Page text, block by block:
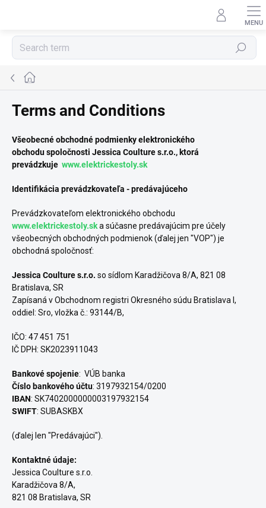
Search
Home
Terms and Conditions
Všeobecné obchodné podmienky elektronického
obchodu spoločnosti Jessica Coulture s.r.o., ktorá
prevádzkuje www.elektrickestoly.sk
Identifikácia prevádzkovateľa - predávajúceho
Prevádzkovateľom elektronického obchodu
www.elektrickestoly.ska súčasne predávajúcim pre účely
všeobecných obchodných podmienok (ďalej jen "VOP") je
obchodná spoločnosť:
Jessica Coulture s.r.o. so sídlom Karadžičova 8/A, 821 08
Bratislava, SR
Zapísaná v Obchodnom registri Okresného súdu Bratislava I,
oddiel: Sro, vložka č.: 93144/B,
IČO: 47 451 751
IČ DPH: SK2023911043
Bankové spojenie: VÚB banka
Číslo bankového účtu: 3197932154/0200
IBAN: SK7402000000003197932154
SWIFT: SUBASKBX
(ďalej len "Predávajúci").
Kontaktné údaje:
Jessica Coulture s.r.o.
Karadžičova 8/A,
821 08 Bratislava, SR